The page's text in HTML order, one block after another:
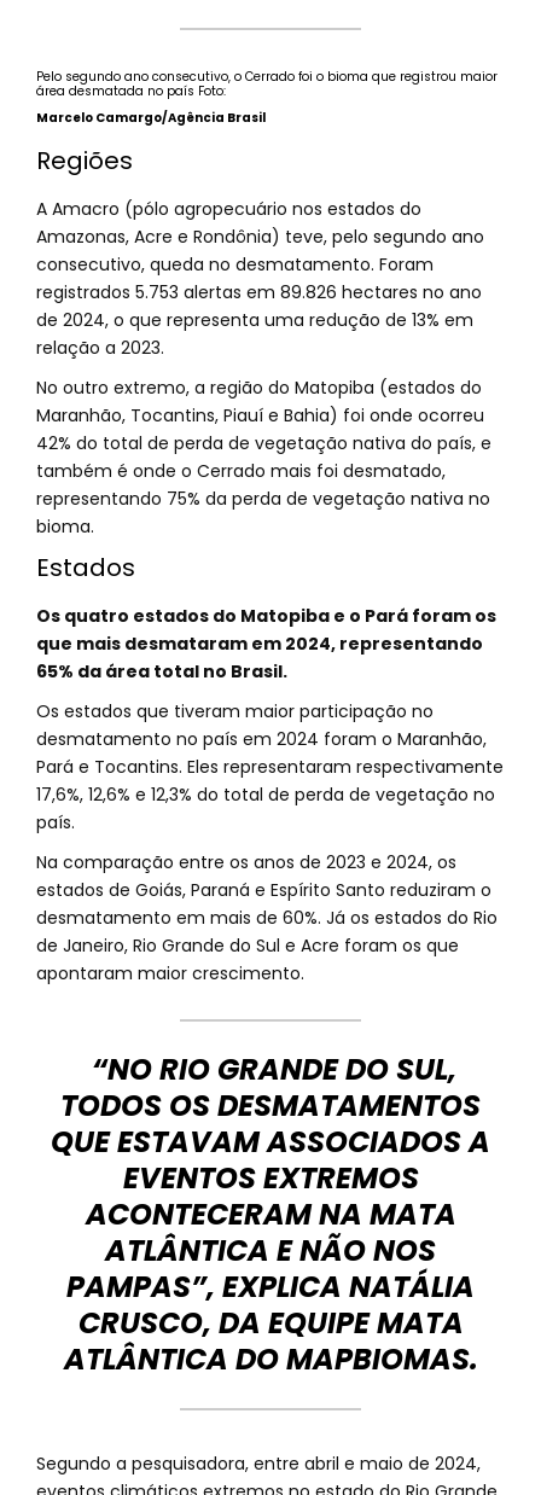
Pelo segundo ano consecutivo, o Cerrado foi o bioma que registrou maior
área desmatada no país Foto:
Marcelo Camargo/Agência Brasil
Regiões
A Amacro (pólo agropecuário nos estados do
Amazonas, Acre e Rondônia) teve, pelo segundo ano
consecutivo, queda no desmatamento. Foram
registrados 5.753 alertas em 89.826 hectares no ano
de 2024, o que representa uma redução de 13% em
relação a 2023.
No outro extremo, a região do Matopiba (estados do
Maranhão, Tocantins, Piauí e Bahia) foi onde ocorreu
42% do total de perda de vegetação nativa do país, e
também é onde o Cerrado mais foi desmatado,
representando 75% da perda de vegetação nativa no
bioma.
Estados
Os quatro estados do Matopiba e o Pará foram os
que mais desmataram em 2024, representando
65% da área total no Brasil.
Os estados que tiveram maior participação no
desmatamento no país em 2024 foram o Maranhão,
Pará e Tocantins. Eles representaram respectivamente
17,6%, 12,6% e 12,3% do total de perda de vegetação no
país.
Na comparação entre os anos de 2023 e 2024, os
estados de Goiás, Paraná e Espírito Santo reduziram o
desmatamento em mais de 60%. Já os estados do Rio
de Janeiro, Rio Grande do Sul e Acre foram os que
apontaram maior crescimento.
“NO RIO GRANDE DO SUL,
TODOS OS DESMATAMENTOS
QUE ESTAVAM ASSOCIADOS A
EVENTOS EXTREMOS
ACONTECERAM NA MATA
ATLÂNTICA E NÃO NOS
PAMPAS”, EXPLICA NATÁLIA
CRUSCO, DA EQUIPE MATA
ATLÂNTICA DO MAPBIOMAS.
Segundo a pesquisadora, entre abril e maio de 2024,